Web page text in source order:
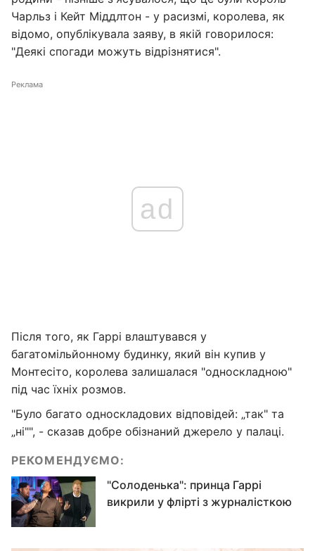
Чарльз і Кейт Міддлтон - у расизмі, королева, як
відомо, опублікувала заяву, в якій говорилося:
"Деякі спогади можуть відрізнятися".
Реклама
ad
Після того, як Гаррі влаштувався у
багатомільйонному будинку, який він купив у
Монтесіто, королева залишалася "односкладною"
під час їхніх розмов.
"Було багато односкладових відповідей: „так" та
„ні"", - сказав добре обізнаний джерело у палаці.
РЕКОМЕНДУЄМО:
"Солоденька": принца Гаррі
викрили у флірті з журналісткою